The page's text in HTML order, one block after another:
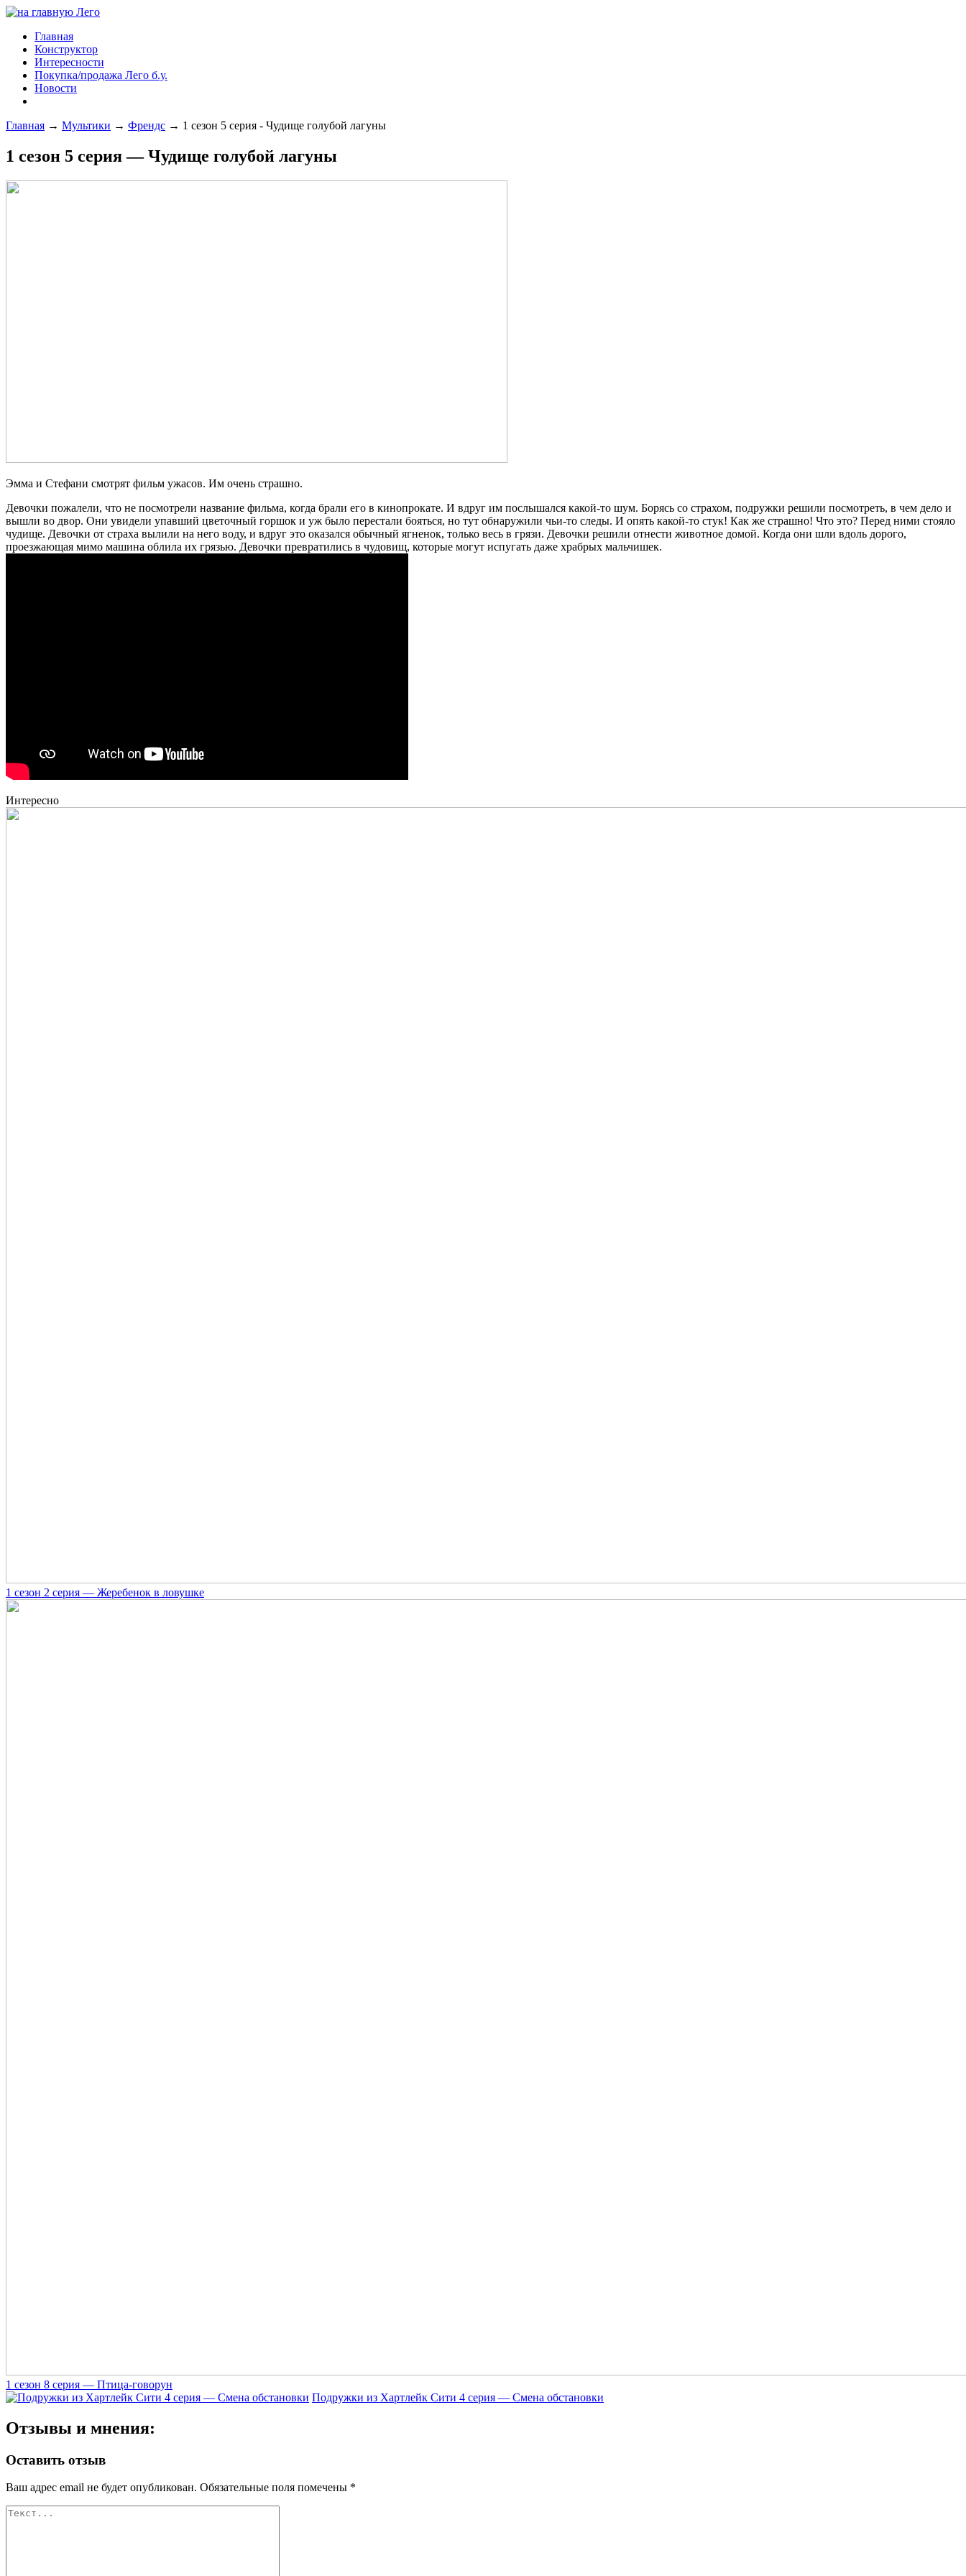
Главная
Конструктор
Интересности
Покупка/продажа Лего б.у.
Новости
Главная → Мультики → Френдс → 1 сезон 5 серия - Чудище голубой лагуны
1 сезон 5 серия — Чудище голубой лагуны
Эмма и Стефани смотрят фильм ужасов. Им очень страшно.
Девочки пожалели, что не посмотрели название фильма, когда брали его в кинопрокате. И вдруг им послышался какой-то шум. Борясь со страхом, подружки решили посмотреть, в чем дело и
вышли во двор. Они увидели упавший цветочный горшок и уж было перестали бояться, но тут обнаружили чьи-то следы. И опять какой-то стук! Как же страшно! Что это? Перед ними стояло
чудище. Девочки от страха вылили на него воду, и вдруг это оказался обычный ягненок, только весь в грязи. Девочки решили отнести животное домой. Когда они шли вдоль дорого,
проезжающая мимо машина облила их грязью. Девочки превратились в чудовищ, которые могут испугать даже храбрых мальчишек.
Интересно
1 сезон 2 серия — Жеребенок в ловушке
1 сезон 8 серия — Птица-говорун
Подружки из Хартлейк Сити 4 серия — Смена обстановки
Отзывы и мнения:
Оставить отзыв
Ваш адрес email не будет опубликован. Обязательные поля помечены *